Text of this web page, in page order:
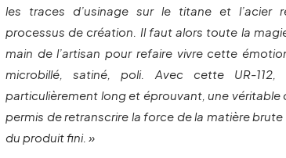
les traces d’usinage sur le titane et l’acier
processus de création. Il faut alors toute la
main de l’artisan pour refaire vivre cette
microbillé, satiné, poli. Avec cette UR-
particulièrement long et éprouvant, une véritable
permis de retranscrire la force de la matière
du produit fini. »